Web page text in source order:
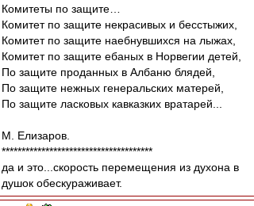
Комитеты по защите…
Комитет по защите некрасивых и бесстыжих,
Комитет по защите наебнувшихся на лыжах,
Комитет по защите ебаных в Норвегии детей,
По защите проданных в Албаню блядей,
По защите нежных генеральских матерей,
По защите ласковых кавказких вратарей...
М. Елизаров.
**************************************
да и это...скорость перемещения из духона в
душок обескураживает.